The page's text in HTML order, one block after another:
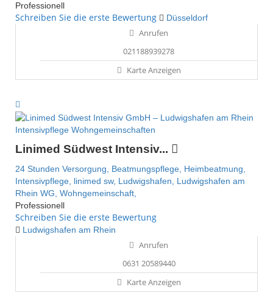
Professionell
Schreiben Sie die erste Bewertung Düsseldorf
Anrufen
021188939278
Karte Anzeigen
Intensivpflege Wohngemeinschaften
Linimed Südwest Intensiv...
24 Stunden Versorgung, Beatmungspflege, Heimbeatmung,
Intensivpflege, linimed sw, Ludwigshafen, Ludwigshafen am
Rhein WG, Wohngemeinschaft,
Professionell
Schreiben Sie die erste Bewertung
Ludwigshafen am Rhein
Anrufen
0631 20589440
Karte Anzeigen